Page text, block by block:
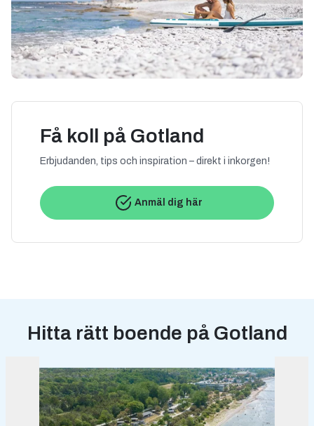
Få koll på Gotland
Erbjudanden, tips och inspiration – direkt i inkorgen!
Anmäl dig här
Hitta rätt boende på Gotland